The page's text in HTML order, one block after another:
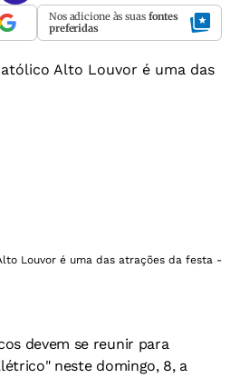
Nos adicione às suas fontes
preferidas
Louvor é uma das atrações da festa -
devem se reunir para
neste domingo, 8, a